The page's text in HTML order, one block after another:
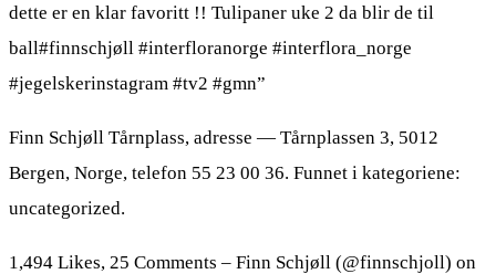
dette er en klar favoritt !! Tulipaner uke 2 da blir de til
ball#finnschjøll #interfloranorge #interflora_norge
#jegelskerinstagram #tv2 #gmn”
Finn Schjøll Tårnplass, adresse — Tårnplassen 3, 5012
Bergen, Norge, telefon 55 23 00 36. Funnet i kategoriene:
uncategorized.
1,494 Likes, 25 Comments – Finn Schjøll (@finnschjoll) on